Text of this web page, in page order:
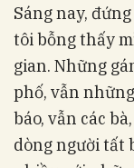
Sáng nay,
tôi bỗng thấy
gian. Những
phố, vẫn
báo, vẫn các
dòng người tất